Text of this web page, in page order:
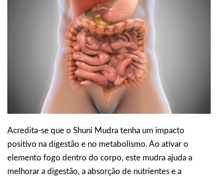
Acredita-se que o Shuni Mudra tenha um impacto
positivo na digestão e no metabolismo. Ao ativar o
elemento fogo dentro do corpo, este mudra ajuda a
melhorar a digestão, a absorção de nutrientes e a